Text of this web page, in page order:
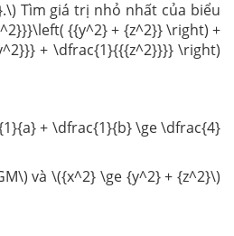
Tìm giá trị nhỏ nhất của biểu
{{y^2} + {z^2}} \right) +
+ \dfrac{1}{{{z^2}}}} \right)
+ \dfrac{1}{b} \ge \dfrac{4}
và \({x^2} \ge {y^2} + {z^2}\)